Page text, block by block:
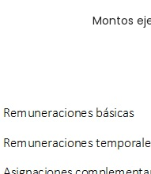
Montos